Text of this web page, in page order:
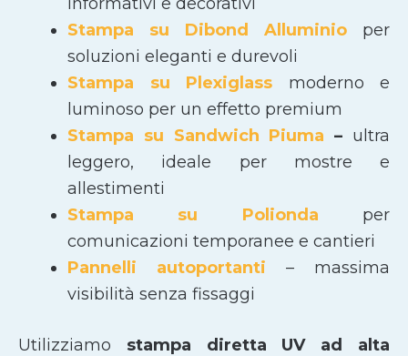
Stampa su Dibond Alluminio per
soluzioni eleganti e durevoli
Stampa su Plexiglass moderno e
luminoso per un effetto premium
Stampa su Sandwich Piuma – ultra
leggero, ideale per mostre e
allestimenti
Stampa su Polionda per
comunicazioni temporanee e cantieri
Pannelli autoportanti – massima
visibilità senza fissaggi
Utilizziamo stampa diretta UV ad alta